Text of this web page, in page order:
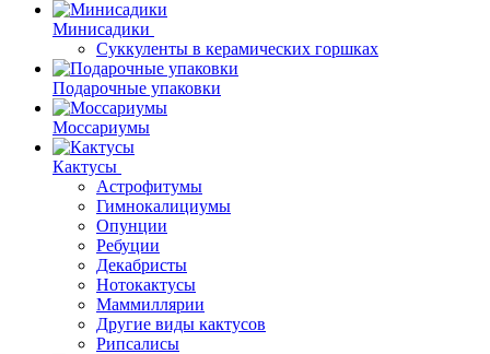
Минисадики
Суккуленты в керамических горшках
Подарочные упаковки
Моссариумы
Кактусы
Астрофитумы
Гимнокалициумы
Опунции
Ребуции
Декабристы
Нотокактусы
Маммиллярии
Другие виды кактусов
Рипсалисы